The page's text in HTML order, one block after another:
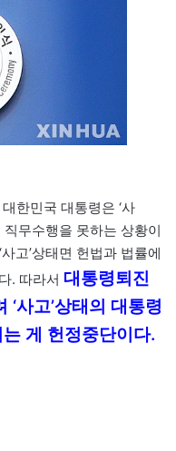
한민국 대통령은 ‘사
무수행을 못하는 상황이
고’상태면 헌법과 법률에
. 따라서 대통령퇴진
사고’상태의 대통령
게 헌정중단이다.